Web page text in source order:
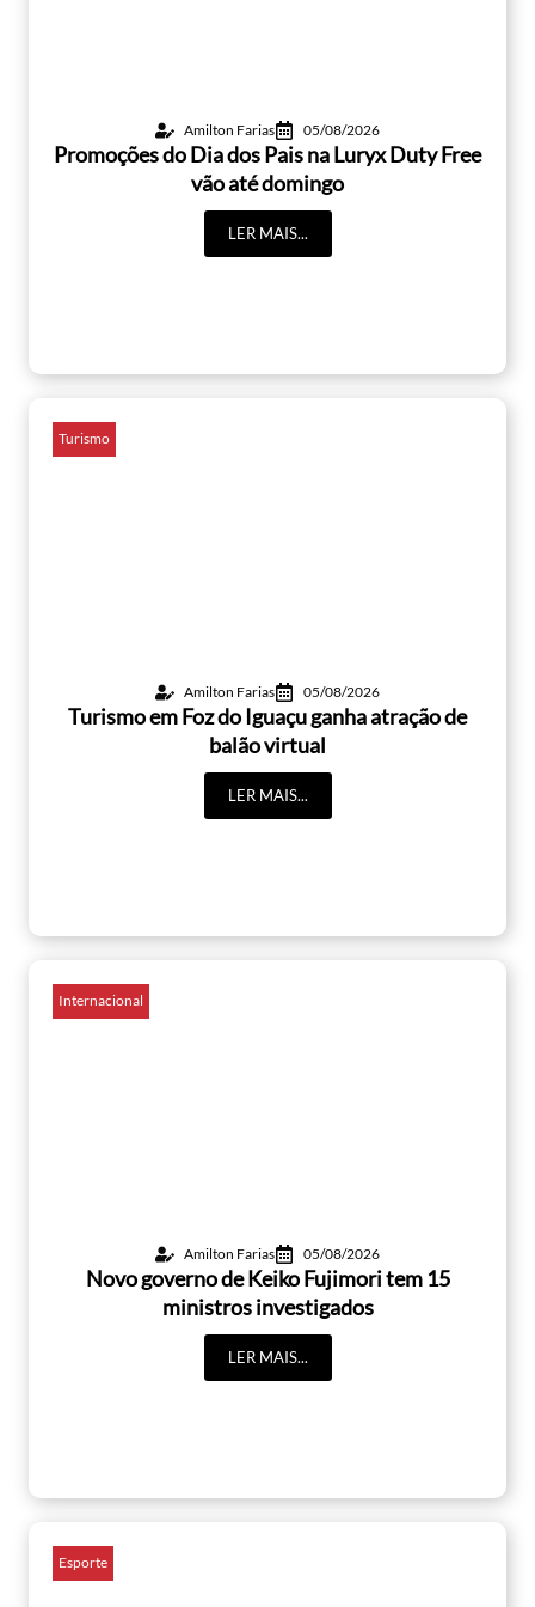
Amilton Farias 05/08/2026
Promoções do Dia dos Pais na Luryx Duty Free
vão até domingo
LER MAIS...
Turismo
Amilton Farias 05/08/2026
Turismo em Foz do Iguaçu ganha atração de
balão virtual
LER MAIS...
Internacional
Amilton Farias 05/08/2026
Novo governo de Keiko Fujimori tem 15
ministros investigados
LER MAIS...
Esporte